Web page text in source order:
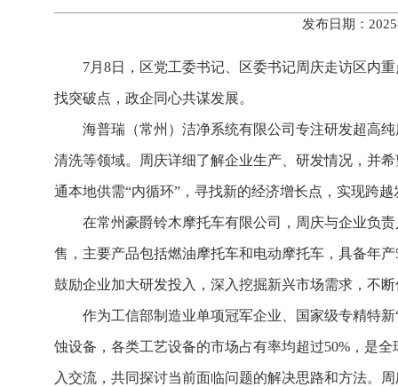
发布日期：
7月8日，区党工委书记、区委书记周庆走访区内
找突破点，政企同心共谋发展。
海普瑞（常州）洁净系统有限公司专注研发超高
清洗等领域。周庆详细了解企业生产、研发情况，并
通本地供需“内循环”，寻找新的经济增长点，实现跨越
在常州豪爵铃木摩托车有限公司，周庆与企业负
售，主要产品包括燃油摩托车和电动摩托车，具备年
鼓励企业加大研发投入，深入挖掘新兴市场需求，不
作为工信部制造业单项冠军企业、国家级专精特
蚀设备，各类工艺设备的市场占有率均超过50%，是
入交流，共同探讨当前面临问题的解决思路和方法。